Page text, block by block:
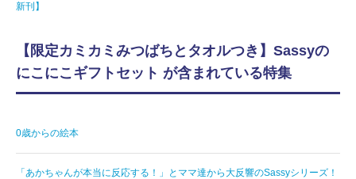
新刊】
【限定カミカミみつばちとタオルつき】Sassyの
にこにこギフトセット が含まれている特集
0歳からの絵本
「あかちゃんが本当に反応する！」とママ達から大反響のSassyシリーズ！